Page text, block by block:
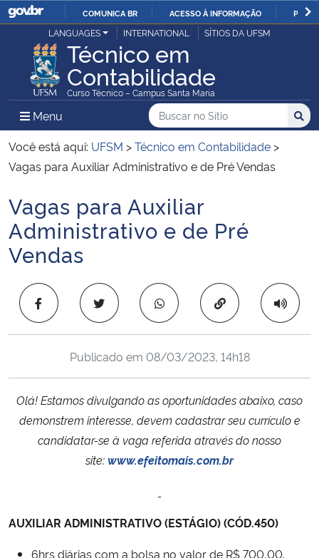
IR
PARA
O
CONTEÚDO
COMUNICA BR ACESSO À INFORMAÇÃO
Ministério da Justiça e Segurança Pública
Ministério da Defesa
Ministério das Relações Exteriores
Ministério da Infraestrutura
Ministério da Agricultura, Pecuária e Abastecimento
Ministério da Educação
Ministério de Minas e Energia
Ministério da Ciência, Tecnologia, Inovações e Comunicações
Ministério do Turismo
LANGUAGES INTERNATIONAL SÍTIOS DA UFSM
Técnico em
Contabilidade
Curso Técnico – Campus Santa Maria
Menu Menu Principal do Sítio
Busca
Buscar no no Sítio
Busca:
Você está aqui: UFSM >Técnico em Contabilidade >
Vagas para Auxiliar Administrativo e de Pré Vendas
Início do conteúdo
Vagas para Auxiliar
Administrativo e de Pré
Vendas
Copiar para área
Publicado em 08/03/2023, 14h18
Olá! Estamos divulgando as oportunidades abaixo, caso
demonstrem interesse, devem cadastrar seu currículo e
candidatar-se à vaga referida através do nosso
site:www.efeitomais.com.br
AUXILIAR ADMINISTRATIVO (ESTÁGIO) (CÓD.450)
6hrs diárias com a bolsa no valor de R$ 700,00.